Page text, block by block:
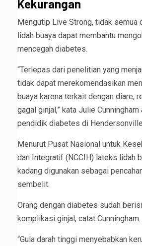
Kekurangan
Mengutip Live Strong, tidak semua
lidah buaya dapat membantu
mencegah diabetes.
“Terlepas dari penelitian yang
tidak dapat merekomendasikan
buaya karena terkait dengan diare,
gagal ginjal,” kata Julie
pendidik diabetes di
Menurut Pusat Nasional untuk
dan Integratif (NCCIH) lateks lidah
kadang digunakan sebagai
sembelit.
Orang dengan diabetes sudah
komplikasi ginjal, catat Cunningham.
“Gula darah tinggi menyebabkan